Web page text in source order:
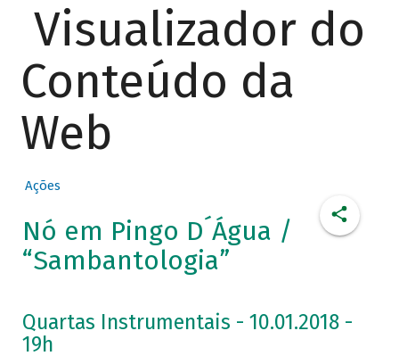
Visualizador do
Conteúdo da
Web
Ações
Nó em Pingo D´Água /
“Sambantologia”
Quartas Instrumentais - 10.01.2018 -
19h